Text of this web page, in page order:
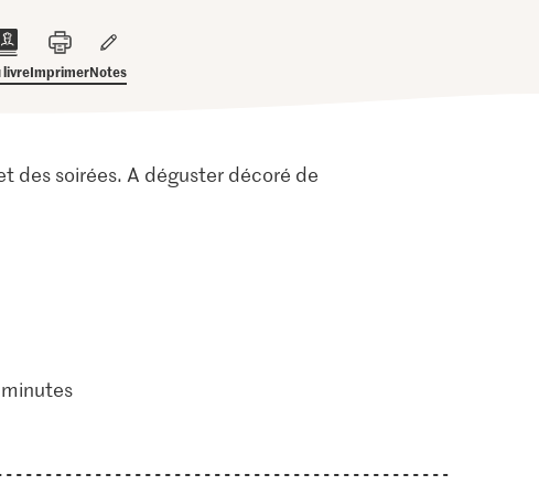
livreImprimerNotes
des soirées. A déguster décoré de